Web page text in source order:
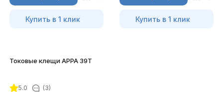
Купить в 1 клик Купить в 1 клик
Токовые клещи APPA 39T
5.0 (3)